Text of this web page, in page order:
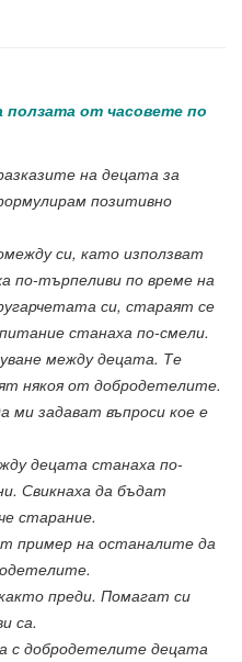
ползата от часовете по
на децата за
позитивно
си, като използват
по-търпеливи по време на
си, стараят се
станаха по-смели.
между децата. Те
някоя от добродетелите.
ми задават въпроси кое е
децата станаха по-
Свикнаха да бъдат
старание.
пример на останалите да
преди. Помагат си
са.
с добродетелите децата